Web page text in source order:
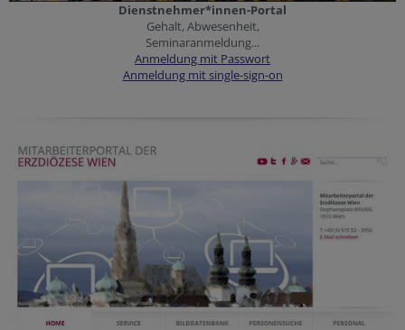
Dienstnehmer*innen-Portal
Gehalt, Abwesenheit,
Seminaranmeldung...
Anmeldung mit Passwort
Anmeldung mit single-sign-on